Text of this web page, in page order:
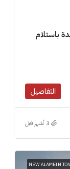
باستلام
التفاصيل